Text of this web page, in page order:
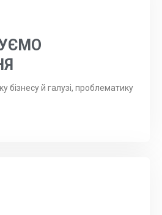
бізнесу й галузі, проблематику